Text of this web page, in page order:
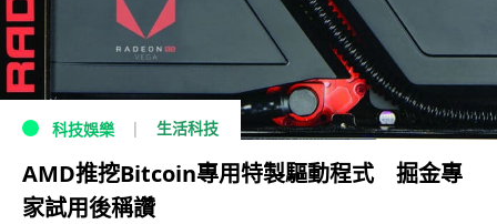
科技娛樂 生活科技
AMD推挖Bitcoin專用特製驅動程式 掘金專
家試用後稱讚